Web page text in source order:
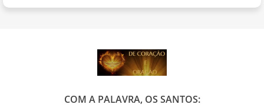
COM A PALAVRA, OS SANTOS: